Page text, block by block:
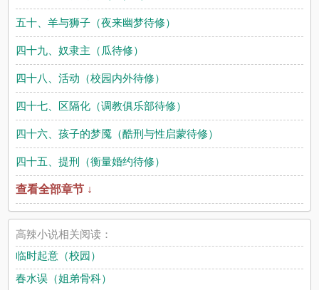
五十、羊与狮子（夜来幽梦待修）
四十九、奴隶主（瓜待修）
四十八、活动（校园内外待修）
四十七、区隔化（调教俱乐部待修）
四十六、孩子的梦魇（酷刑与性启蒙待修）
四十五、提刑（衡量婚约待修）
查看全部章节 ↓
高辣小说相关阅读：
临时起意（校园）
春水误（姐弟骨科）